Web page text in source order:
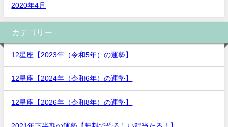
2020年4月
カテゴリー
12星座【2023年（令和5年）の運勢】
12星座【2024年（令和6年）の運勢】
12星座【2026年（令和8年）の運勢】